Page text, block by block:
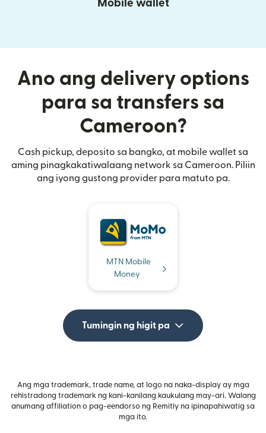
Mobile wallet
Ano ang delivery options
para sa transfers sa
Cameroon?
Cash pickup, deposito sa bangko, at mobile wallet sa
aming pinagkakatiwalaang network sa Cameroon. Piliin
ang iyong gustong provider para matuto pa.
MTN Mobile
Money
Tumingin ng higit pa
Ang mga trademark, trade name, at logo na naka-display ay mga
rehistradong trademark ng kani-kanilang kaukulang may-ari. Walang
anumang affiliation o pag-eendorso ng Remitly na ipinapahiwatig sa
mga ito.